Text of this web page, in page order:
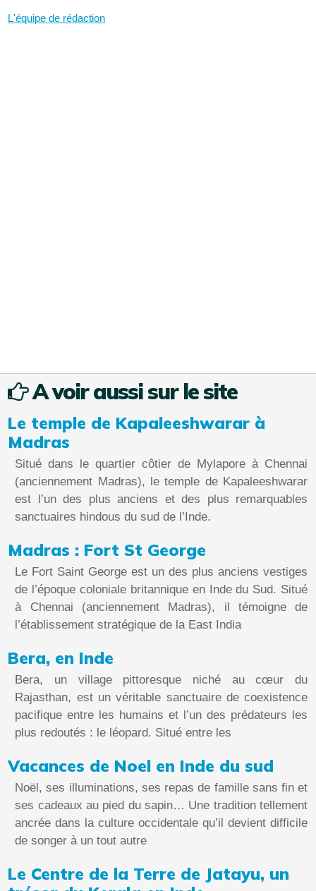
L'équipe de rédaction
A voir aussi sur le site
Le temple de Kapaleeshwarar à
Madras
Situé dans le quartier côtier de Mylapore à Chennai
(anciennement Madras), le temple de Kapaleeshwarar
est l’un des plus anciens et des plus remarquables
sanctuaires hindous du sud de l’Inde.
Madras : Fort St George
Le Fort Saint George est un des plus anciens vestiges
de l’époque coloniale britannique en Inde du Sud. Situé
à Chennai (anciennement Madras), il témoigne de
l’établissement stratégique de la East India
Bera, en Inde
Bera, un village pittoresque niché au cœur du
Rajasthan, est un véritable sanctuaire de coexistence
pacifique entre les humains et l’un des prédateurs les
plus redoutés : le léopard. Situé entre les
Vacances de Noel en Inde du sud
Noël, ses illuminations, ses repas de famille sans fin et
ses cadeaux au pied du sapin… Une tradition tellement
ancrée dans la culture occidentale qu’il devient difficile
de songer à un tout autre
Le Centre de la Terre de Jatayu, un